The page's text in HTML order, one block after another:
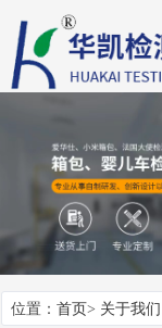
位置： 首页> 关于我们